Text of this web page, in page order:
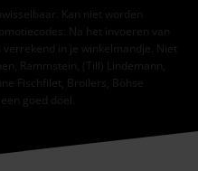
Kan niet worden
Na het invoeren van
in je winkelmandje. Niet
Rammstein, (Till) Lindemann,
Fischfilet, Broilers, Böhse
goed doel.